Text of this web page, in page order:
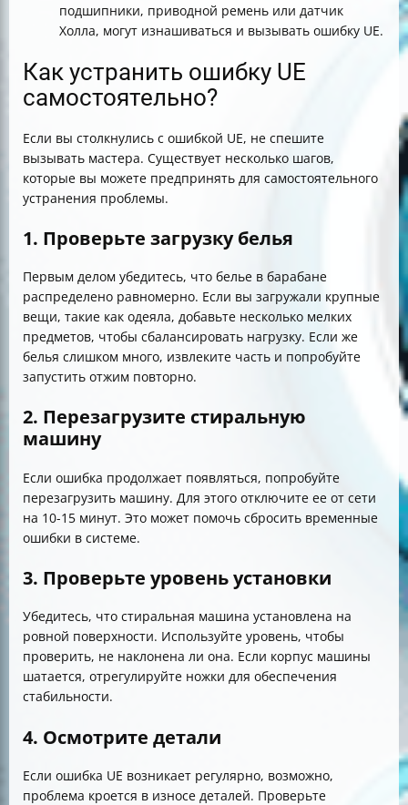
подшипники, приводной ремень или датчик
Холла, могут изнашиваться и вызывать ошибку UE.
Как устранить ошибку UE
самостоятельно?
Если вы столкнулись с ошибкой UE, не спешите
вызывать мастера. Существует несколько шагов,
которые вы можете предпринять для самостоятельного
устранения проблемы.
1. Проверьте загрузку белья
Первым делом убедитесь, что белье в барабане
распределено равномерно. Если вы загружали крупные
вещи, такие как одеяла, добавьте несколько мелких
предметов, чтобы сбалансировать нагрузку. Если же
белья слишком много, извлеките часть и попробуйте
запустить отжим повторно.
2. Перезагрузите стиральную
машину
Если ошибка продолжает появляться, попробуйте
перезагрузить машину. Для этого отключите ее от сети
на 10-15 минут. Это может помочь сбросить временные
ошибки в системе.
3. Проверьте уровень установки
Убедитесь, что стиральная машина установлена на
ровной поверхности. Используйте уровень, чтобы
проверить, не наклонена ли она. Если корпус машины
шатается, отрегулируйте ножки для обеспечения
стабильности.
4. Осмотрите детали
Если ошибка UE возникает регулярно, возможно,
проблема кроется в износе деталей. Проверьте